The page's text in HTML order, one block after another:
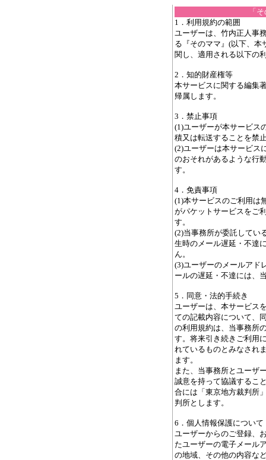
「
1．利用規約の範囲
ユーザーは、竹内正人事
る『そのママ』(以下、本
関し、適用される以下の
2．知的財産権等
本サービスに関する編集
帰属します。
3．禁止事項
(1)ユーザーが本サービス
積又は転送することを禁
(2)ユーザーは本サービス
のおそれがあるような行
す。
4．免責事項
(1)本サービスのご利用は
がパケットサービスをご
す。
(2)当事務所が委託してい
生時のメール遅延・不達
ん。
(3)ユーザーのメールアド
ールの遅延・不達には、
5．同意・法的手続き
ユーザーは、本サービス
ての記載内容について、
の利用規約は、当事務所
す。将来引き続きご利用
れているものとみなされ
ます。
また、当事務所とユーザ
誠意を持って協議するこ
合には「東京地方裁判所
判所とします。
6．個人情報保護について
ユーザーからのご登録、
たユーザーの電子メール
の地域、その他の内容な